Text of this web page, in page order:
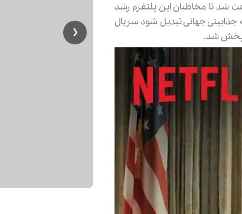
باعث شد تا مخاطبان این پلتفرم رشد
جهانی تبدیل شود سریال
❮